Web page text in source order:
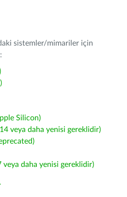
sistemler/mimariler için
Silicon)
veya daha yenisi gereklidir)
daha yenisi gereklidir)